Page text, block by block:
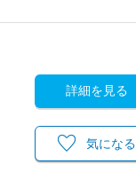
詳細を見る
気になる